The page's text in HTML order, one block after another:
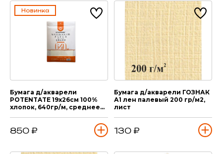
Новинка
Бумага д/акварели
POTENTATE 19х26см 100%
хлопок, 640гр/м, среднее
850 ₽
Бумага д/акварели ГОЗНАК
А1 лен палевый 200 гр/м2,
лист
130 ₽